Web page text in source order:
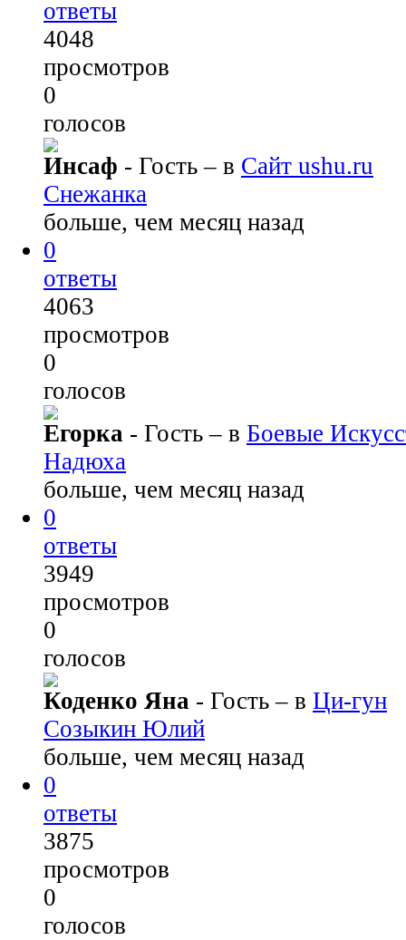
ответы
4048
просмотров
0
голосов
Инсаф - Гость– в Сайт ushu.ru
Снежанка
больше, чем месяц назад
0
ответы
4063
просмотров
0
голосов
Егорка - Гость– в Боевые
Надюха
больше, чем месяц назад
0
ответы
3949
просмотров
0
голосов
Коденко Яна - Гость– в Ци-гун
Созыкин Юлий
больше, чем месяц назад
0
ответы
3875
просмотров
0
голосов